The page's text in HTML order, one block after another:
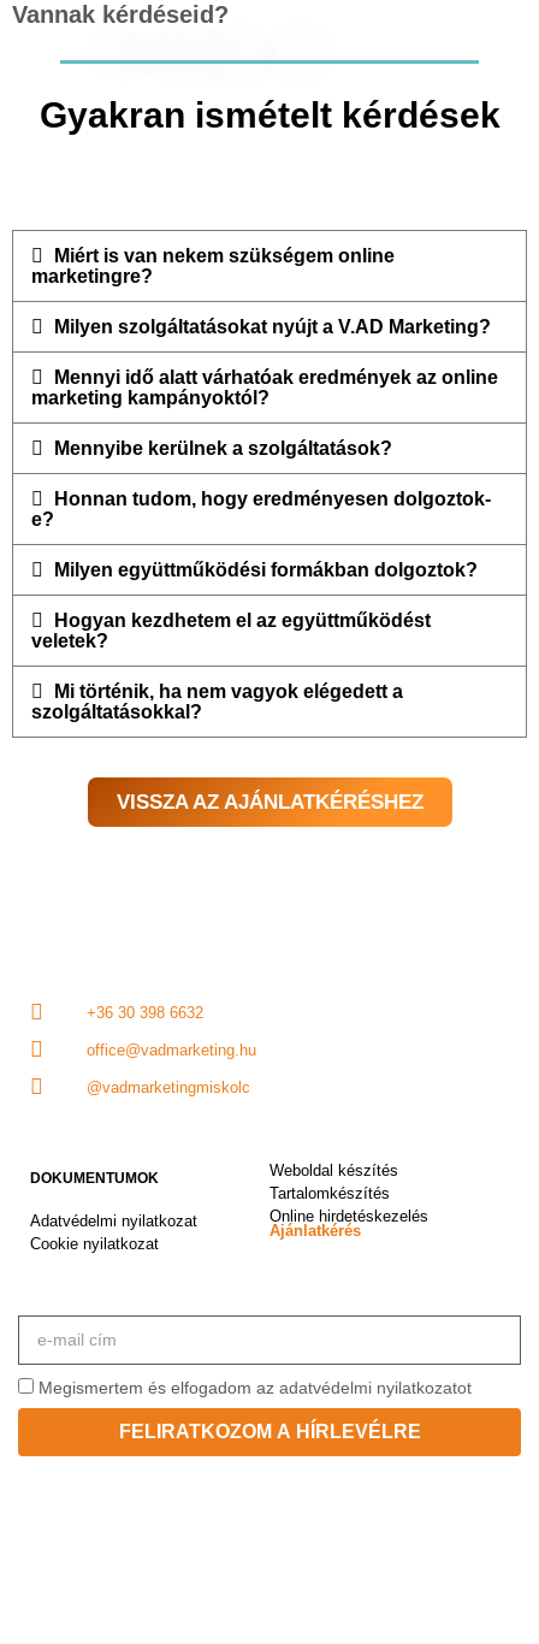
Vannak kérdéseid?
Gyakran ismételt kérdések
Miért is van nekem szükségem online
marketingre?
Milyen szolgáltatásokat nyújt a V.AD Marketing?
Mennyi idő alatt várhatóak eredmények az online
marketing kampányoktól?
Mennyibe kerülnek a szolgáltatások?
Honnan tudom, hogy eredményesen dolgoztok-
e?
Milyen együttműködési formákban dolgoztok?
Hogyan kezdhetem el az együttműködést
veletek?
Mi történik, ha nem vagyok elégedett a
szolgáltatásokkal?
VISSZA AZ AJÁNLATKÉRÉSHEZ
+36 30 398 6632
office@vadmarketing.hu
@vadmarketingmiskolc
DOKUMENTUMOK
Adatvédelmi nyilatkozat
Cookie nyilatkozat
Weboldal készítés
Tartalomkészítés
Online hirdetéskezelés
Ajánlatkérés
Megismertem és elfogadom az adatvédelmi nyilatkozatot
FELIRATKOZOM A HÍRLEVÉLRE